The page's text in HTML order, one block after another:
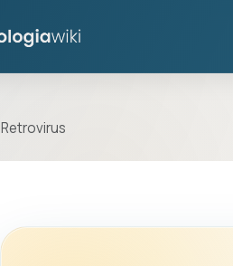
Retrovirus